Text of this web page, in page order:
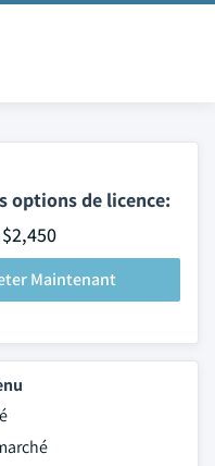
options de licence:
Maintenant